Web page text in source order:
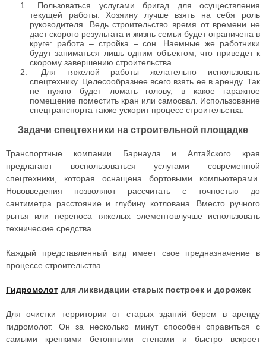
Пользоваться услугами бригад для осуществления
текущей работы. Хозяину лучше взять на себя роль
руководителя. Ведь строительство время от времени не
даст скорого результата и жизнь семьи будет ограничена в
круге: работа – стройка – сон. Наемные же работники
будут заниматься лишь одним объектом, что приведет к
скорому завершению строительства.
Для тяжелой работы желательно использовать
спецтехнику. Целесообразнее всего взять ее в аренду. Так
не нужно будет ломать голову, в какое гаражное
помещение поместить кран или самосвал. Использование
спецтранспорта также ускорит процесс строительства.
Задачи спецтехники на строительной площадке
Транспортные компании Барнаула и Алтайского края
предлагают воспользоваться услугами современной
спецтехники, которая оснащена бортовыми компьютерами.
Нововведения позволяют рассчитать с точностью до
сантиметра расстояние и глубину котлована. Вместо ручного
рытья или переноса тяжелых элементовлучше использовать
технические средства.
Каждый представленный вид имеет свое предназначение в
процессе строительства.
Гидромолот для ликвидации старых построек и дорожек
Для очистки территории от старых зданий берем в аренду
гидромолот. Он за несколько минут способен справиться с
самыми крепкими бетонными стенами и быстро вскроет